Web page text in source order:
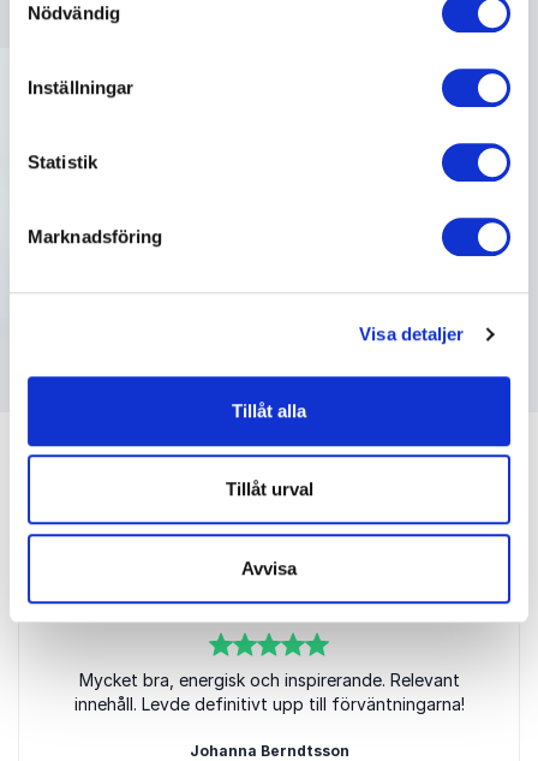
Nödvändig
Inställningar
Statistik
Marknadsföring
Visa detaljer
Tillåt alla
Tillåt urval
Avvisa
av5
Mycket bra, energisk och inspirerande. Relevant
innehåll. Levde definitivt upp till förväntningarna!
Johanna Berndtsson